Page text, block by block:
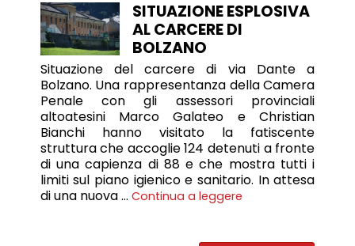
SITUAZIONE ESPLOSIVA
AL CARCERE DI
BOLZANO
Situazione del carcere di via Dante a
Bolzano. Una rappresentanza della Camera
Penale con gli assessori provinciali
altoatesini Marco Galateo e Christian
Bianchi hanno visitato la fatiscente
struttura che accoglie 124 detenuti a fronte
di una capienza di 88 e che mostra tutti i
limiti sul piano igienico e sanitario. In attesa
di una nuova … Continua a leggere